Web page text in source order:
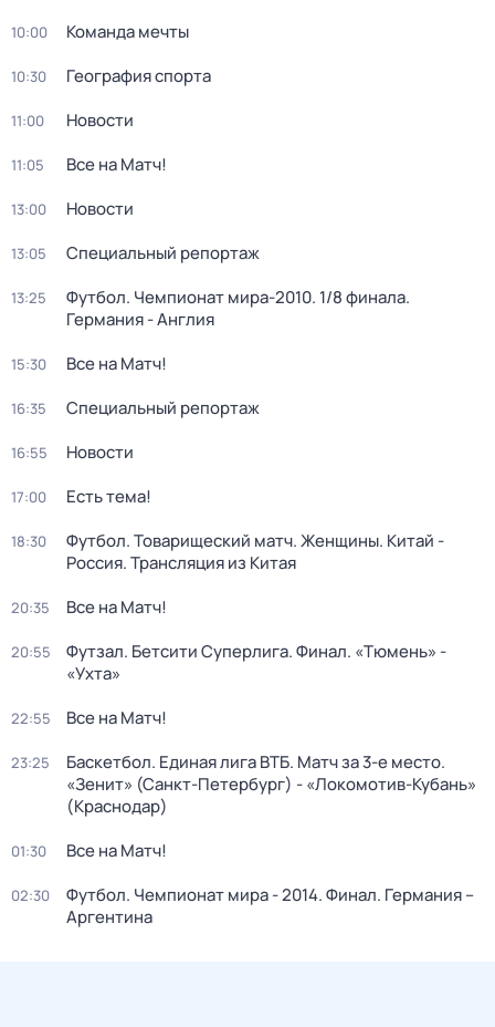
10:00 Команда мечты
10:30 География спорта
11:00 Новости
11:05 Все на Матч!
13:00 Новости
13:05 Специальный репортаж
13:25
Футбол. Чемпионат мира-2010. 1/8 финала.
Германия - Англия
15:30 Все на Матч!
16:35 Специальный репортаж
16:55 Новости
17:00 Есть тема!
18:30
Футбол. Товарищеский матч. Женщины. Китай -
Россия. Трансляция из Китая
20:35 Все на Матч!
20:55
Футзал. Бетсити Суперлига. Финал. «Тюмень» -
«Ухта»
22:55 Все на Матч!
23:25
Баскетбол. Единая лига ВТБ. Матч за 3-е место.
«Зенит» (Санкт-Петербург) - «Локомотив-Кубань»
(Краснодар)
01:30 Все на Матч!
02:30
Футбол. Чемпионат мира - 2014. Финал. Германия –
Аргентина